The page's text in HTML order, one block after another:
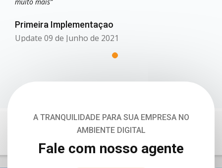
Primeira Implementaçao
Update 09 de Junho de 2021
A TRANQUILIDADE PARA SUA EMPRESA NO
AMBIENTE DIGITAL
Fale com nosso agente